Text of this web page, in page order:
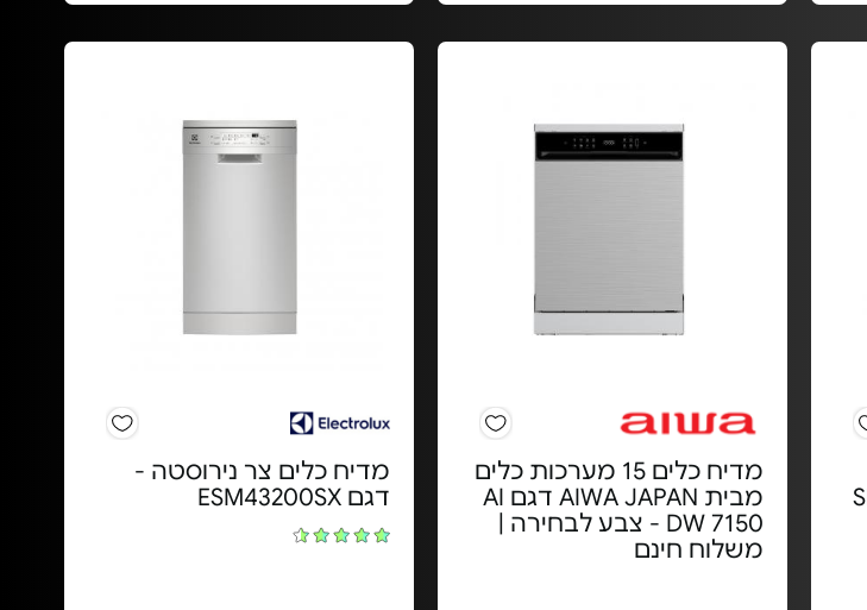
מדיח כלים 15 מערכות כלים
מבית AIWA JAPAN דגם AI
DW 7150 - צבע לבחירה |
משלוח חינם
מדיח כלים צר נירוסטה -
דגם ESM43200SX